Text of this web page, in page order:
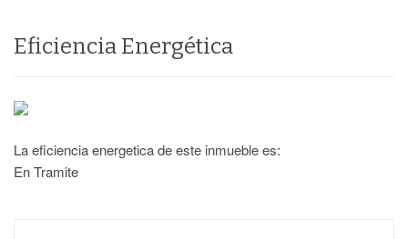
Eficiencia Energética
La eficiencia energetica de este inmueble es:
En Tramite